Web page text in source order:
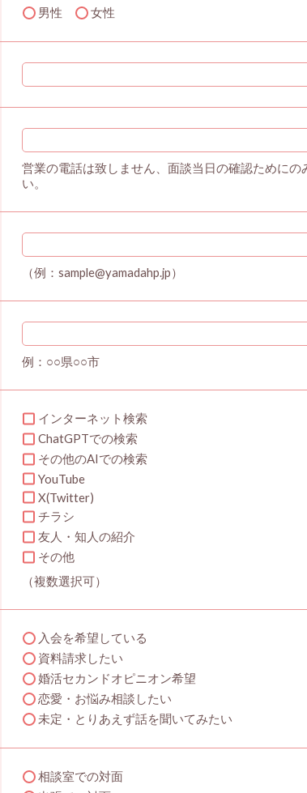
男性 女性
営業の電話は致しません、面談当日の確認ために
い。
（例：sample@yamadahp.jp）
例：○○県○○市
インターネット検索
ChatGPTでの検索
その他のAIでの検索
YouTube
X(Twitter)
チラシ
友人・知人の紹介
その他
（複数選択可）
入会を希望している
資料請求したい
婚活セカンドオピニオン希望
恋愛・お悩み相談したい
未定・とりあえず話を聞いてみたい
相談室での対面